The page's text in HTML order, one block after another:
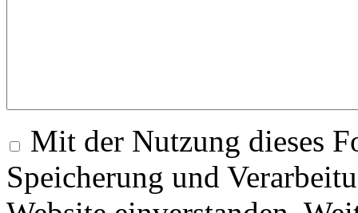
Mit der Nutzung dieses
Speicherung und